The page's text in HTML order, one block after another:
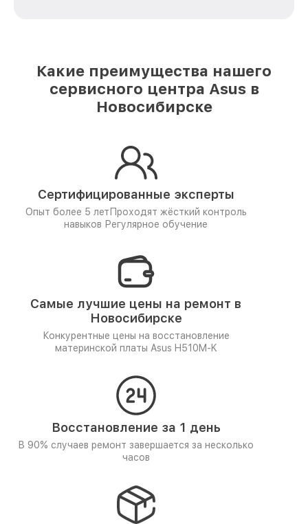
Какие преимущества нашего
сервисного центра Asus в
Новосибирске
Сертифицированные эксперты
Опыт более 5 лет Проходят жёсткий контроль
навыков Регулярное обучение
Самые лучшие цены на ремонт в
Новосибирске
Конкурентные цены на восстановление
материнской платы Asus H510M-K
Восстановление за 1 день
В 90% случаев ремонт завершается за несколько
часов